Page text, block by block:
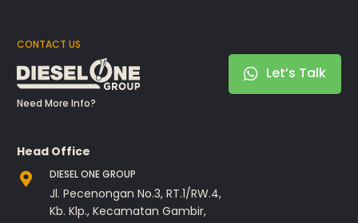
CONTACT US
Need More Info?
Let’s Talk
Head Office
DIESEL ONE GROUP
Jl. Pecenongan No.3, RT.1/RW.4,
Kb. Klp., Kecamatan Gambir,